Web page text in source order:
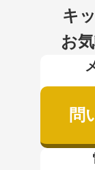
キ
お
問